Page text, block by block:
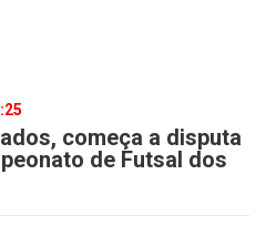
começa a disputa
de Futsal dos